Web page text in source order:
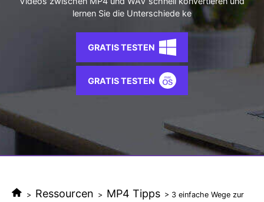
KI-Porträt
AI
Soziale Medien
Eine vollständige Liste der unterstützten Formate, Geräte
Die neuesten Produktnachrichten und Updates.
Ihr bester Video Converter
Der umfassende, verlustfreie und sichere Video Converter
mit hoher Geschwindigkeit.
JETZT KAUFEN Anmelden
lernen Sie die Unterschiede ke
GRATIS TESTEN
GRATIS TESTEN
> Ressourcen > MP4 Tipps > 3 einfache Wege zur